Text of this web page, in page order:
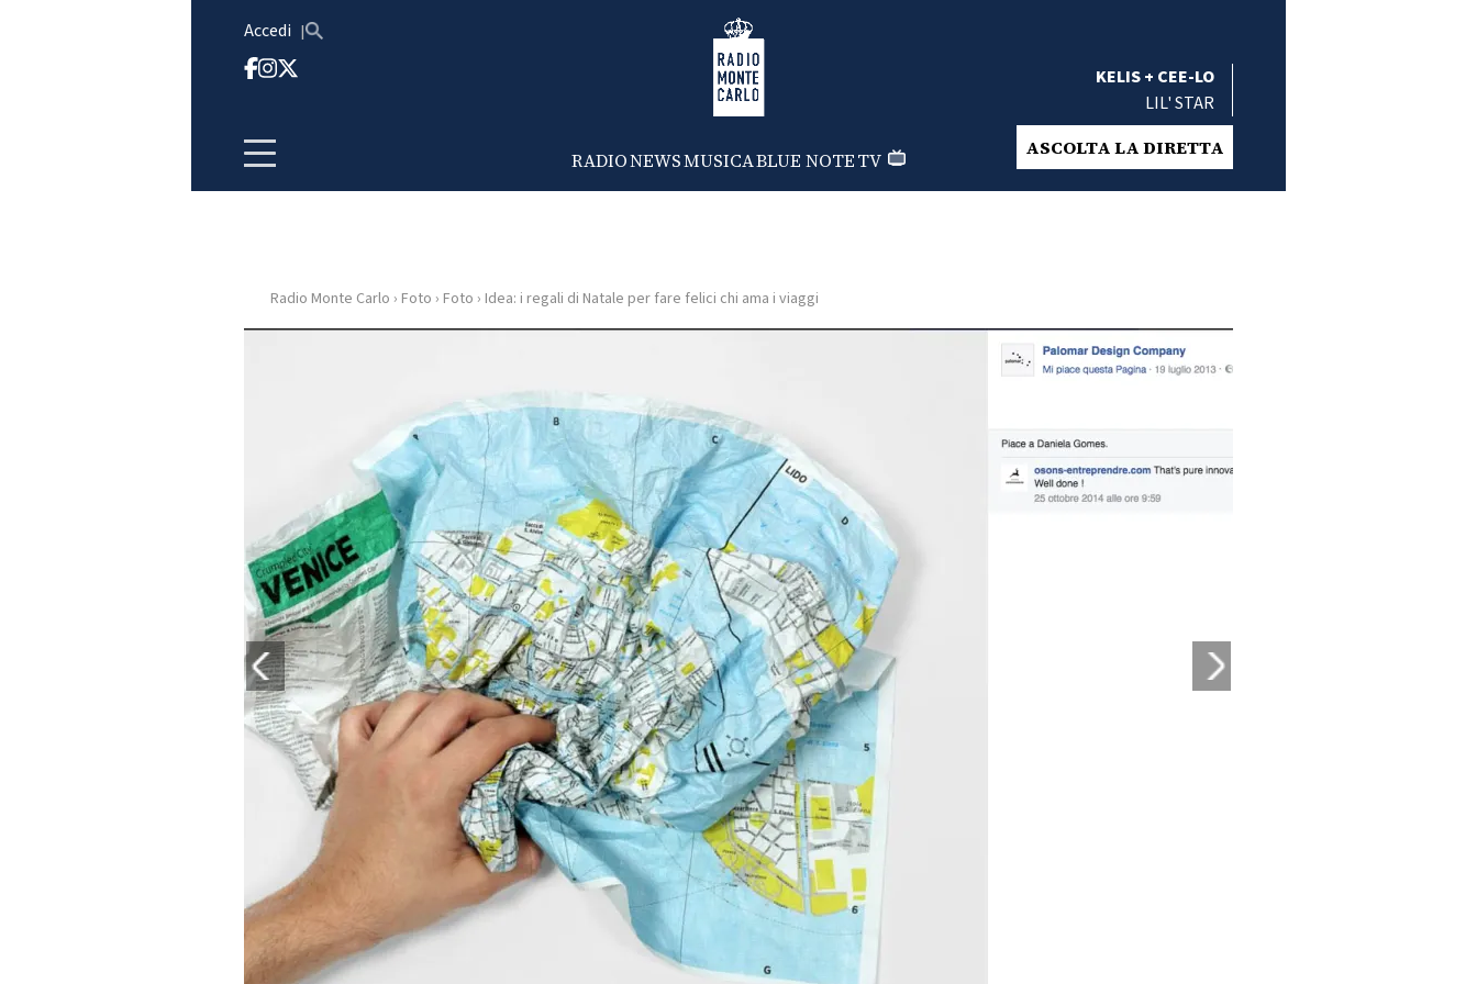
Accedi Radio Monte Carlo
RADIONEWSMUSICABLUE NOTETV
KELIS + CEE-LO
LIL' STAR
ASCOLTA LA DIRETTA
HOME
PLAYLIST
NEWS
FOTO
CONCORSI
EVENTI
TV
PRINCIPATO
Radio Monte Carlo › Foto › Foto › Idea: i regali di Natale per fare felici chi ama i viaggi